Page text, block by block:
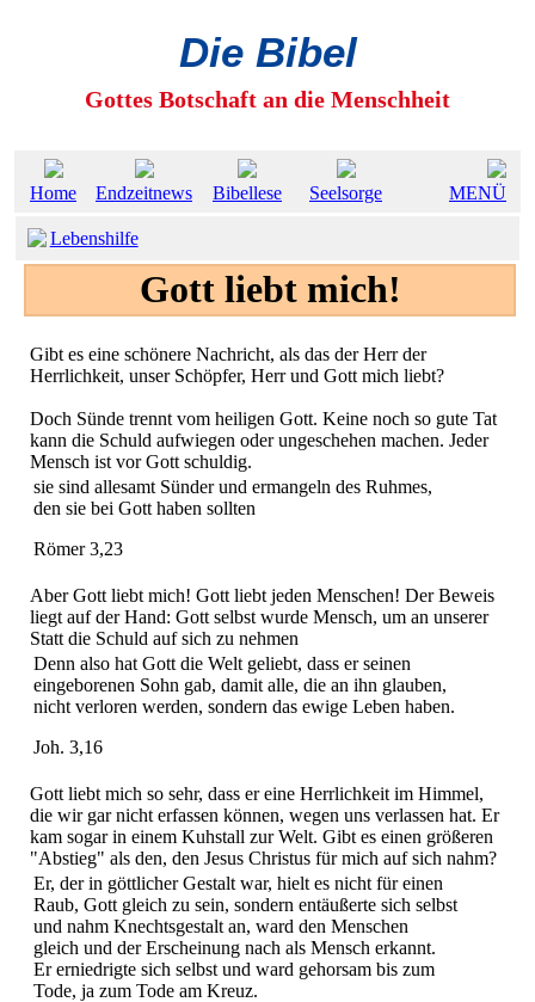
Die Bibel
Gottes Botschaft an die Menschheit
Home Endzeitnews Bibellese Seelsorge MENÜ
Lebenshilfe
Gott liebt mich!
Gibt es eine schönere Nachricht, als das der Herr der
Herrlichkeit, unser Schöpfer, Herr und Gott mich liebt?
Doch Sünde trennt vom heiligen Gott. Keine noch so gute Tat
kann die Schuld aufwiegen oder ungeschehen machen. Jeder
Mensch ist vor Gott schuldig.
sie sind allesamt Sünder und ermangeln des Ruhmes,
den sie bei Gott haben sollten
Römer 3,23
Aber Gott liebt mich! Gott liebt jeden Menschen! Der Beweis
liegt auf der Hand: Gott selbst wurde Mensch, um an unserer
Statt die Schuld auf sich zu nehmen
Denn also hat Gott die Welt geliebt, dass er seinen
eingeborenen Sohn gab, damit alle, die an ihn glauben,
nicht verloren werden, sondern das ewige Leben haben.
Joh. 3,16
Gott liebt mich so sehr, dass er eine Herrlichkeit im Himmel,
die wir gar nicht erfassen können, wegen uns verlassen hat. Er
kam sogar in einem Kuhstall zur Welt. Gibt es einen größeren
"Abstieg" als den, den Jesus Christus für mich auf sich nahm?
Er, der in göttlicher Gestalt war, hielt es nicht für einen
Raub, Gott gleich zu sein, sondern entäußerte sich selbst
und nahm Knechtsgestalt an, ward den Menschen
gleich und der Erscheinung nach als Mensch erkannt.
Er erniedrigte sich selbst und ward gehorsam bis zum
Tode, ja zum Tode am Kreuz.